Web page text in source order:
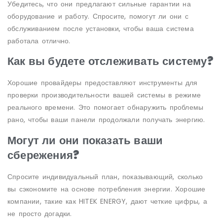
Убедитесь, что они предлагают сильные гарантии на
оборудование и работу. Спросите, помогут ли они с
обслуживанием после установки, чтобы ваша система
работала отлично.
Как вы будете отслеживать систему?
Хорошие провайдеры предоставляют инструменты для
проверки производительности вашей системы в режиме
реального времени. Это помогает обнаружить проблемы
рано, чтобы ваши панели продолжали получать энергию.
Могут ли они показать ваши
сбережения?
Спросите индивидуальный план, показывающий, сколько
вы сэкономите на основе потребления энергии. Хорошие
компании, такие как HITEK ENERGY, дают четкие цифры, а
не просто догадки.